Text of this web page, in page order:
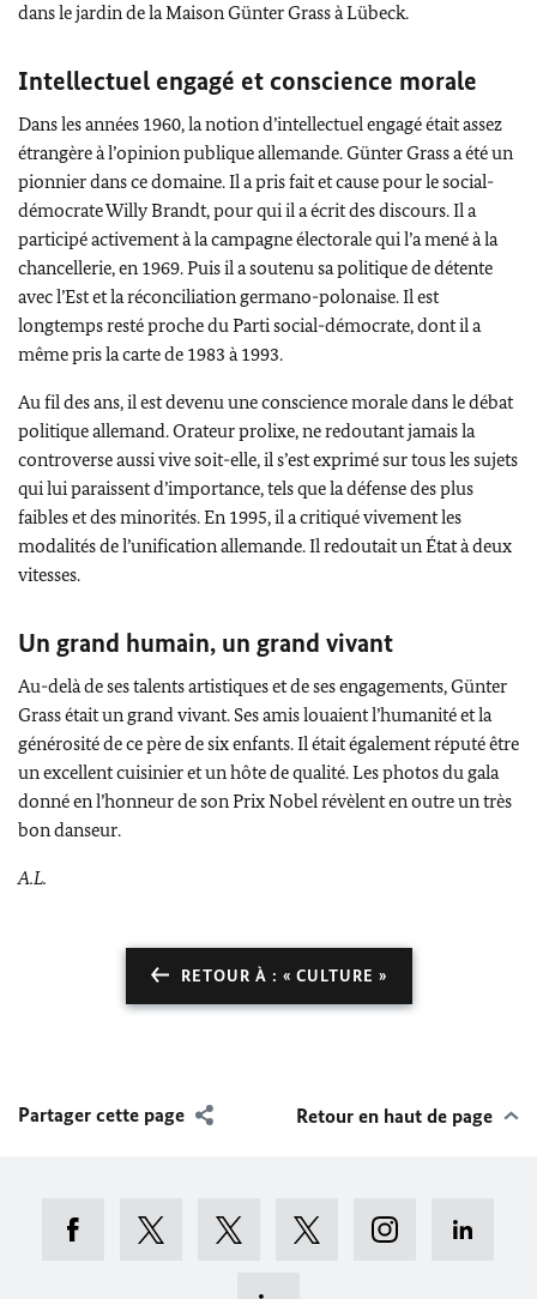
dans le jardin de la MaisonGünter GrassàLübeck.
Intellectuel engagé et conscience morale
Dans les années 1960, la notion d’intellectuel engagé était assez
étrangère à l’opinion publique allemande.Günter Grassa été un
pionnier dans ce domaine. Il a pris fait et cause pour le social-
démocrate Willy Brandt,pour qui il a écrit des discours. Il a
participé activement à la campagne électorale qui l’a mené à la
chancellerie, en 1969.Puis il a soutenu sa politique de détente
avec l’Est et la réconciliation germano-polonaise. Il est
longtemps resté proche du Parti social-démocrate, dont il a
même pris la carte de 1983 à 1993.
Au fil des ans, il est devenu une conscience morale dans le débat
politique allemand. Orateur prolixe, ne redoutant jamais la
controverse aussi vive soit-elle, il s’est exprimé sur tous les sujets
qui lui paraissent d’importance, tels que la défense des plus
faibles et des minorités. En 1995, il a critiqué vivement les
modalités de l’unification allemande. Il redoutait un État à deux
vitesses.
Un grand humain, un grand vivant
Au-delà de ses talents artistiques et de ses engagements,Günter
Grassétait un grand vivant. Ses amis louaient l’humanité et la
générosité de ce père de six enfants. Il était également réputé être
un excellent cuisinier et un hôte de qualité. Les photos du gala
donné en l’honneur de son Prix Nobel révèlent en outre un très
bon danseur.
A.L.
RETOUR À : « CULTURE »
Partager cette page Retour en haut de page